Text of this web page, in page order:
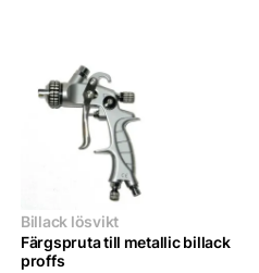
Billack lösvikt
Färgspruta till metallic billack
proffs